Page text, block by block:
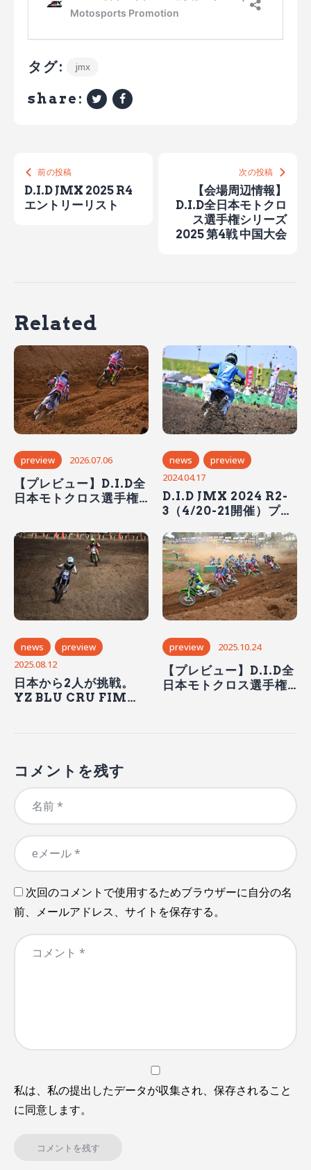
タグ: jmx
share:
前の投稿
D.I.D JMX 2025 R4
エントリーリスト
次の投稿
【会場周辺情報】
D.I.D全日本モトクロ
ス選手権シリーズ
2025 第4戦 中国大会
Related
preview 2026.07.06
【プレビュー】D.I.D全
日本モトクロス選手権
催）
news
preview
2024.04.17
D.I.D JMX 2024 R2-
3（4/20-21開催）プレ
news
preview
2025.08.12
日本から2人が挑戦。
YZ BLU CRU FIM
preview 2025.10.24
【プレビュー】D.I.D全
日本モトクロス選手権
コメントを残す
次回のコメントで使用するためブラウザーに自分の名
前、メールアドレス、サイトを保存する。
私は、私の提出したデータが収集され、保存されること
に同意します。